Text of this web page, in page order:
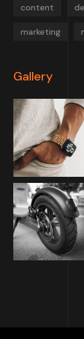
content
marketing
Gallery